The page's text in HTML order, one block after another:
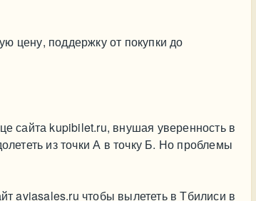
цену, поддержку от покупки до
сайта kupibilet.ru, внушая уверенность в
из точки А в точку Б. Но проблемы
aviasales.ru чтобы вылететь в Тбилиси в